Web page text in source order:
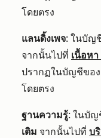
โดยตรง
แลนดิ้งเพจ: ในบัญ
จากนั้นไปที่ เนื้อหา
ปรากฏในบัญชีขอ
โดยตรง
ฐานความรู้: ในบัญ
เติม จากนั้นไปที่ บ